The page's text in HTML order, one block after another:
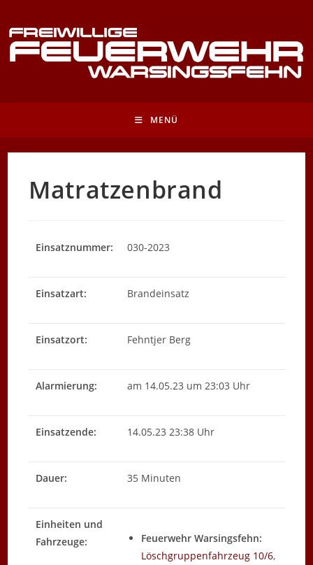
Inhalt
springen
MENÜ
Matratzenbrand
Einsatznummer: 030-2023
Einsatzart: Brandeinsatz
Einsatzort: Fehntjer Berg
Alarmierung: am 14.05.23 um 23:03 Uhr
Einsatzende: 14.05.23 23:38 Uhr
Dauer: 35 Minuten
Einheiten und
Fahrzeuge:
Feuerwehr Warsingsfehn:
Löschgruppenfahrzeug 10/6,